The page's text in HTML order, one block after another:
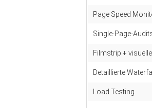
Page Speed
Single-Page-
Filmstrip +
Detaillierte Waterfall
Load Testing